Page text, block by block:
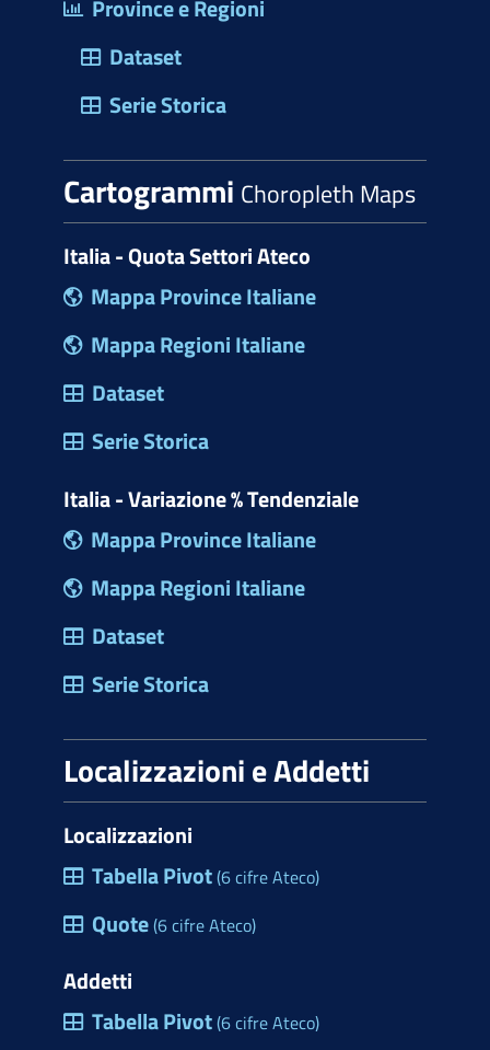
Province e Regioni
Dataset
Serie Storica
Cartogrammi Choropleth Maps
Italia - Quota Settori Ateco
Mappa Province Italiane
Mappa Regioni Italiane
Dataset
Serie Storica
Italia - Variazione % Tendenziale
Mappa Province Italiane
Mappa Regioni Italiane
Dataset
Serie Storica
Localizzazioni e Addetti
Localizzazioni
Tabella Pivot(6 cifre Ateco)
Quote(6 cifre Ateco)
Addetti
Tabella Pivot(6 cifre Ateco)